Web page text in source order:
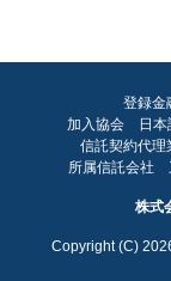
登録
加入協会 日本
信託契約代
所属信託会社
株式
Copyright (C)